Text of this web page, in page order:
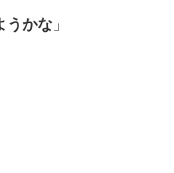
うかな 」